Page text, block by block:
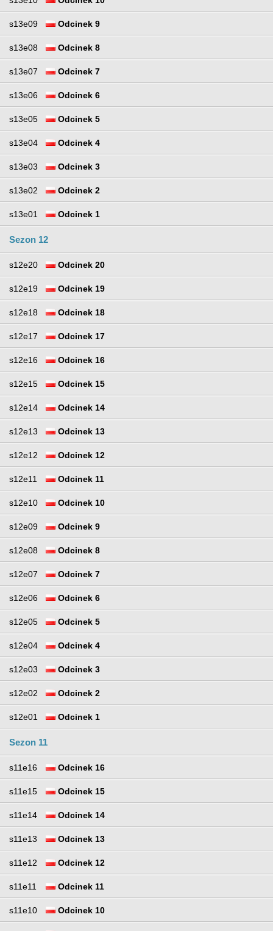
s13e09 Odcinek 9
s13e08 Odcinek 8
s13e07 Odcinek 7
s13e06 Odcinek 6
s13e05 Odcinek 5
s13e04 Odcinek 4
s13e03 Odcinek 3
s13e02 Odcinek 2
s13e01 Odcinek 1
Sezon 12
s12e20 Odcinek 20
s12e19 Odcinek 19
s12e18 Odcinek 18
s12e17 Odcinek 17
s12e16 Odcinek 16
s12e15 Odcinek 15
s12e14 Odcinek 14
s12e13 Odcinek 13
s12e12 Odcinek 12
s12e11 Odcinek 11
s12e10 Odcinek 10
s12e09 Odcinek 9
s12e08 Odcinek 8
s12e07 Odcinek 7
s12e06 Odcinek 6
s12e05 Odcinek 5
s12e04 Odcinek 4
s12e03 Odcinek 3
s12e02 Odcinek 2
s12e01 Odcinek 1
Sezon 11
s11e16 Odcinek 16
s11e15 Odcinek 15
s11e14 Odcinek 14
s11e13 Odcinek 13
s11e12 Odcinek 12
s11e11 Odcinek 11
s11e10 Odcinek 10